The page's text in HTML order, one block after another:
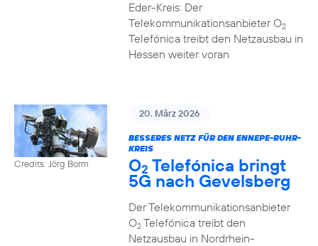
Eder-Kreis: Der
Telekommunikationsanbieter O2
Telefónica treibt den Netzausbau in
Hessen weiter voran
Credits: Jörg Borm
20. März 2026
BESSERES NETZ FÜR DEN ENNEPE-RUHR-
KREIS
O2 Telefónica bringt
5G nach Gevelsberg
Der Telekommunikationsanbieter
O2Telefónica treibt den
Netzausbau in Nordrhein-